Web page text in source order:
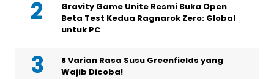
Gravity Game Unite Resmi Buka Open
Beta Test Kedua Ragnarok Zero: Global
untuk PC
8 Varian Rasa Susu Greenfields yang
Wajib Dicoba!